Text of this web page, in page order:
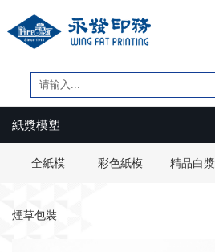
紙漿模塑
全紙模 彩色紙模 精品白漿
煙草包裝